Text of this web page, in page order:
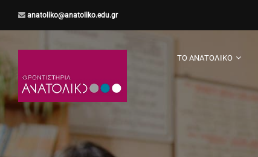
anatoliko@anatoliko.edu.gr
ΤΟ ΑΝΑΤΟΛΙΚΌ